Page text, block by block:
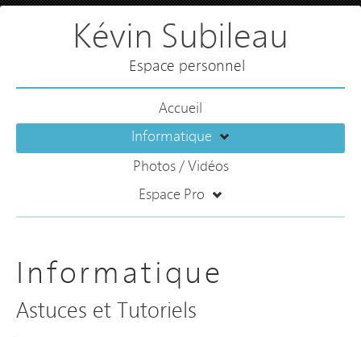
Kévin Subileau
Espace personnel
Accueil
Informatique
Photos / Vidéos
Espace Pro
Informatique
Astuces et Tutoriels